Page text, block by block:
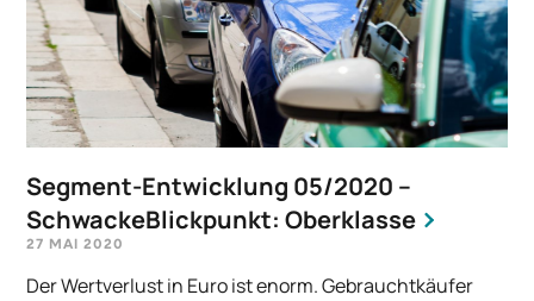
Segment-Entwicklung 05/2020 –
SchwackeBlickpunkt: Oberklasse
27 MAI 2020
Der Wertverlust in Euro ist enorm. Gebrauchtkäufer